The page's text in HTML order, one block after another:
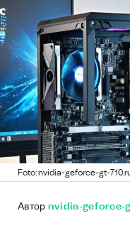
Foto: nvidia-geforce-gt-
Автор nvidia-geforce-